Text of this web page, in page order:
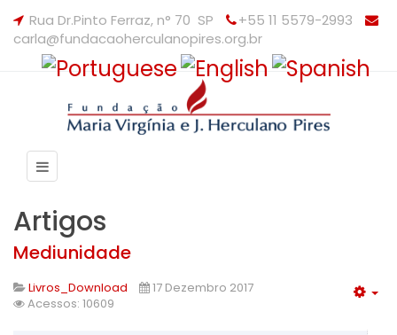
Rua Dr.Pinto Ferraz, n° 70 SP
+55 11 5579-2993
carla@fundacaoherculanopires.org.br
Artigos
Mediunidade
Livros_Download
17 Dezembro 2017
Acessos: 10609